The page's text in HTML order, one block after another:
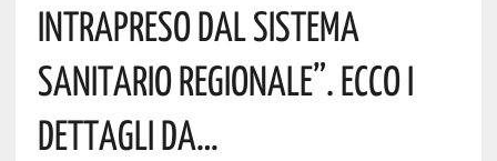
Intrapreso Dal Sistema
Sanitario Regionale”. Ecco I
Dettagli Da…